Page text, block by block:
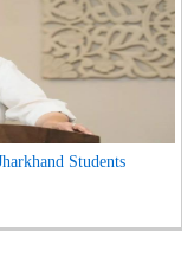
Students